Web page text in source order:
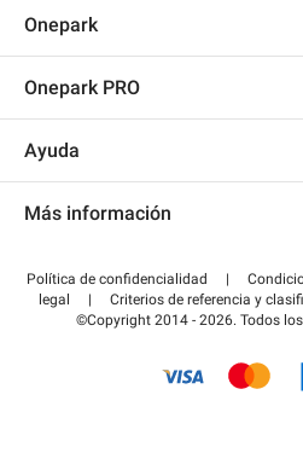
Onepark
Onepark PRO
Convertirse en colaborador
Acceder a mi área de colaborador
Ayuda
Pagar el aparcamiento FLOW
Más información
Guía de estacionamiento
Política de confidencialidad |
legal
| Criterios de referencia y
©Copyright 2014 - 2026. Todos